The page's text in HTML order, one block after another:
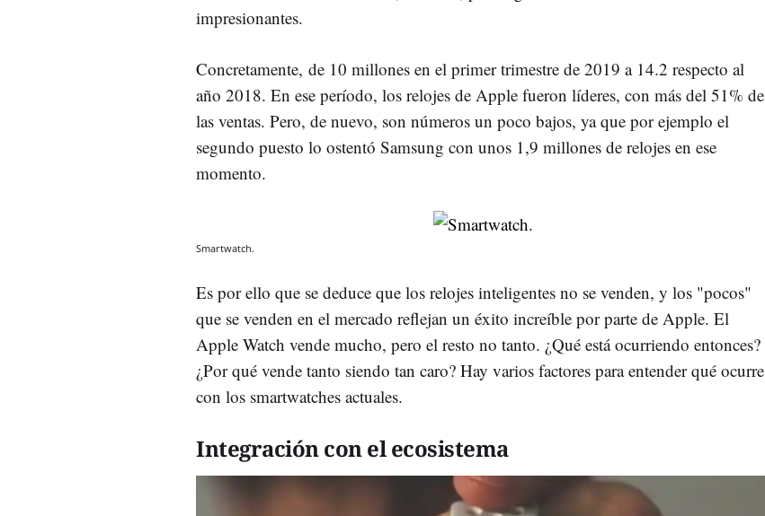
impresionantes.
Concretamente, de 10 millones en el primer trimestre de 2019 a 14.2 respecto al
año 2018. En ese período, los relojes de Apple fueron líderes, con más del 51% de
las ventas. Pero, de nuevo, son números un poco bajos, ya que por ejemplo el
segundo puesto lo ostentó Samsung con unos 1,9 millones de relojes en ese
momento.
Smartwatch.
Es por ello que se deduce que los relojes inteligentes no se venden, y los "pocos"
que se venden en el mercado reflejan un éxito increíble por parte de Apple. El
Apple Watch vende mucho, pero el resto no tanto. ¿Qué está ocurriendo entonces?
¿Por qué vende tanto siendo tan caro? Hay varios factores para entender qué ocurre
con los smartwatches actuales.
Integración con el ecosistema